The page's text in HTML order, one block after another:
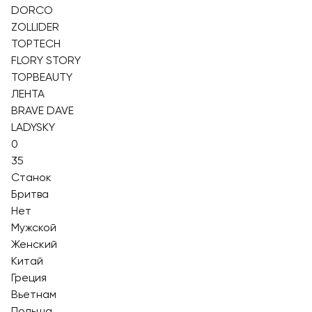
DORCO
ZOLLIDER
TOPTECH
FLORY STORY
TOPBEAUTY
ЛЕНТА
BRAVE DAVE
LADYSKY
0
35
Станок
Бритва
Нет
Мужской
Женский
Китай
Греция
Вьетнам